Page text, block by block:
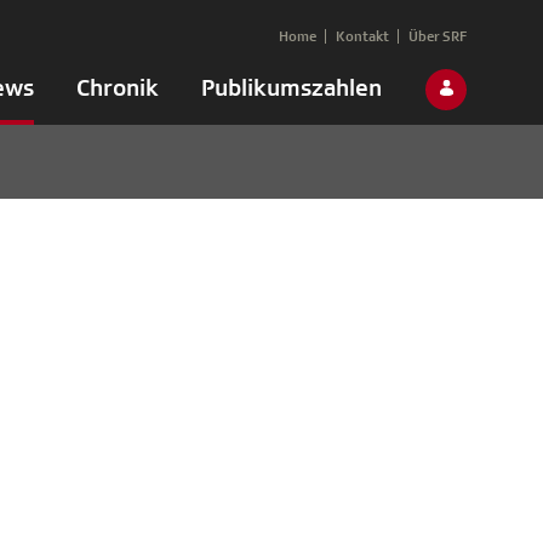
Chronik Publikumszahlen
Home Kontakt Über SRF